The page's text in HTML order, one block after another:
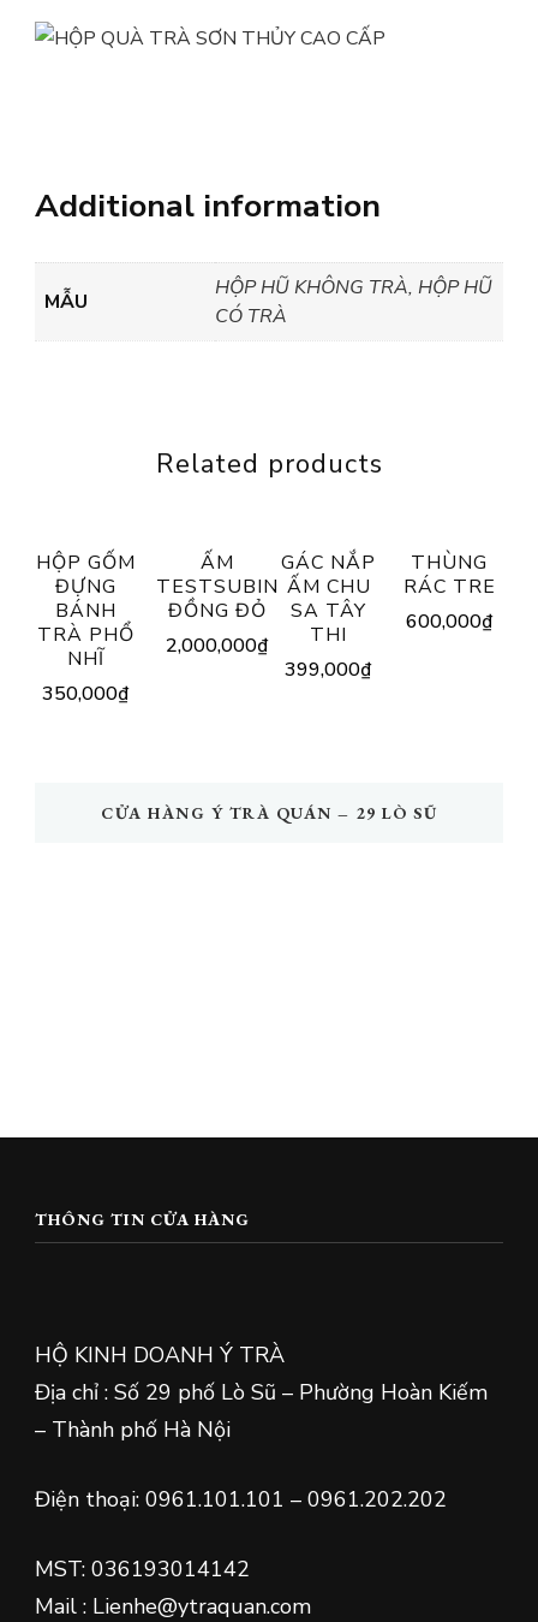
Additional information
MẪU
HỘP HŨ KHÔNG TRÀ, HỘP HŨ
CÓ TRÀ
Related products
HỘP GỐM
ĐỰNG
BÁNH
TRÀ PHỔ
NHĨ
350,000₫
ẤM
TESTSUBIN
ĐỒNG ĐỎ
2,000,000₫
GÁC NẮP
ẤM CHU
SA TÂY
THI
399,000₫
THÙNG
RÁC TRE
600,000₫
CỬA HÀNG Ý TRÀ QUÁN – 29 LÒ SŨ
THÔNG TIN CỬA HÀNG
HỘ KINH DOANH Ý TRÀ
Địa chỉ : Số 29 phố Lò Sũ – Phường Hoàn Kiếm
– Thành phố Hà Nội
Điện thoại: 0961.101.101 – 0961.202.202
MST: 036193014142
Mail : Lienhe@ytraquan.com